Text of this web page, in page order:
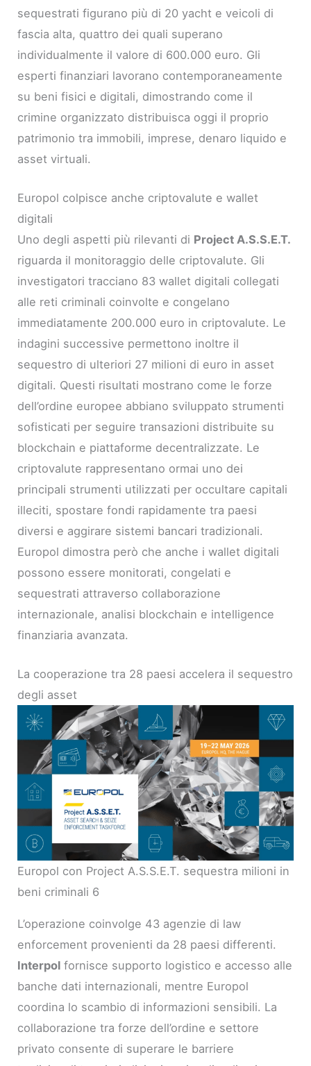
sequestrati figurano più di 20 yacht e veicoli di
fascia alta, quattro dei quali superano
individualmente il valore di 600.000 euro. Gli
esperti finanziari lavorano contemporaneamente
su beni fisici e digitali, dimostrando come il
crimine organizzato distribuisca oggi il proprio
patrimonio tra immobili, imprese, denaro liquido e
asset virtuali.
Europol colpisce anche criptovalute e wallet
digitali
Uno degli aspetti più rilevanti di Project A.S.S.E.T.
riguarda il monitoraggio delle criptovalute. Gli
investigatori tracciano 83 wallet digitali collegati
alle reti criminali coinvolte e congelano
immediatamente 200.000 euro in criptovalute. Le
indagini successive permettono inoltre il
sequestro di ulteriori 27 milioni di euro in asset
digitali. Questi risultati mostrano come le forze
dell’ordine europee abbiano sviluppato strumenti
sofisticati per seguire transazioni distribuite su
blockchain e piattaforme decentralizzate. Le
criptovalute rappresentano ormai uno dei
principali strumenti utilizzati per occultare capitali
illeciti, spostare fondi rapidamente tra paesi
diversi e aggirare sistemi bancari tradizionali.
Europol dimostra però che anche i wallet digitali
possono essere monitorati, congelati e
sequestrati attraverso collaborazione
internazionale, analisi blockchain e intelligence
finanziaria avanzata.
La cooperazione tra 28 paesi accelera il sequestro
degli asset
Europol con Project A.S.S.E.T. sequestra milioni in
beni criminali 6
L’operazione coinvolge 43 agenzie di law
enforcement provenienti da 28 paesi differenti.
Interpol fornisce supporto logistico e accesso alle
banche dati internazionali, mentre Europol
coordina lo scambio di informazioni sensibili. La
collaborazione tra forze dell’ordine e settore
privato consente di superare le barriere